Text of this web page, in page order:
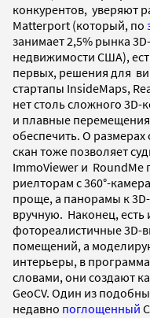
конкурентов, уверяют
Matterport (который, по
занимает 2,5% рынка
недвижимости США),
первых, решения для
стартапы InsideMaps,
нет столь сложного 3D-
и плавные
обеспечить. О
скан тоже позволяет
ImmoViewer и RoundMe
риелторам с 360°-
проще, а панорамы к
вручную. Наконец, есть
фотореалистичные 3D-
помещений, а
интерьеры, в
словами, они создают
GeoCV. Один из
недавно поглощенный